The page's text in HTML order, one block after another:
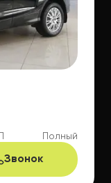
Полный
Звонок